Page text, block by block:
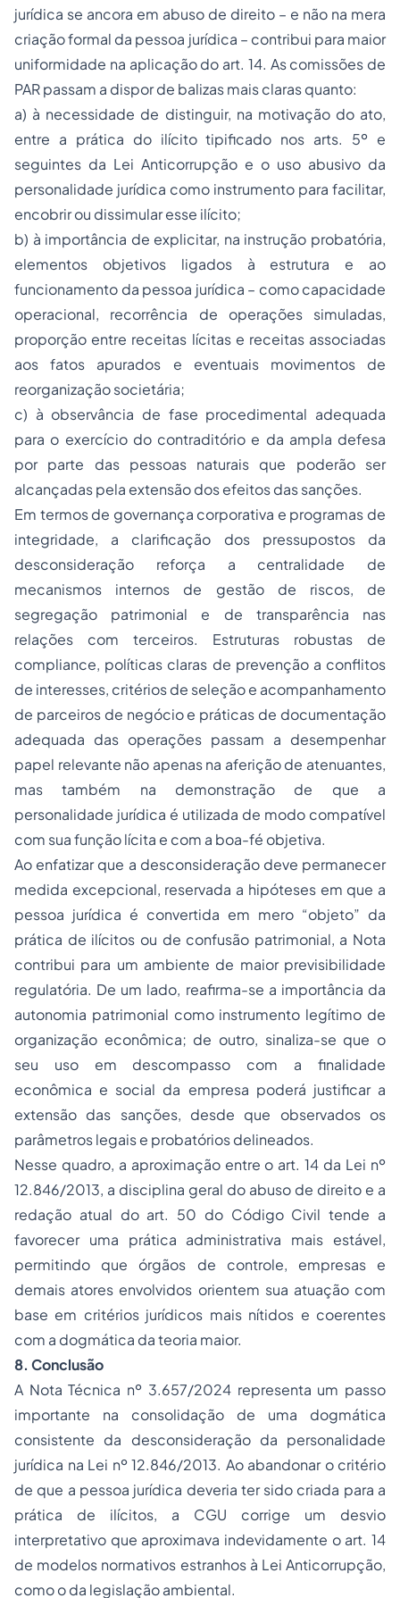
jurídica se ancora em abuso de direito – e não na mera
criação formal da pessoa jurídica – contribui para maior
uniformidade na aplicação do art. 14. As comissões de
PAR passam a dispor de balizas mais claras quanto:
a) à necessidade de distinguir, na motivação do ato,
entre a prática do ilícito tipificado nos arts. 5º e
seguintes da Lei Anticorrupção e o uso abusivo da
personalidade jurídica como instrumento para facilitar,
encobrir ou dissimular esse ilícito;
b) à importância de explicitar, na instrução probatória,
elementos objetivos ligados à estrutura e ao
funcionamento da pessoa jurídica – como capacidade
operacional, recorrência de operações simuladas,
proporção entre receitas lícitas e receitas associadas
aos fatos apurados e eventuais movimentos de
reorganização societária;
c) à observância de fase procedimental adequada
para o exercício do contraditório e da ampla defesa
por parte das pessoas naturais que poderão ser
alcançadas pela extensão dos efeitos das sanções.
Em termos de governança corporativa e programas de
integridade, a clarificação dos pressupostos da
desconsideração reforça a centralidade de
mecanismos internos de gestão de riscos, de
segregação patrimonial e de transparência nas
relações com terceiros. Estruturas robustas de
compliance, políticas claras de prevenção a conflitos
de interesses, critérios de seleção e acompanhamento
de parceiros de negócio e práticas de documentação
adequada das operações passam a desempenhar
papel relevante não apenas na aferição de atenuantes,
mas também na demonstração de que a
personalidade jurídica é utilizada de modo compatível
com sua função lícita e com a boa-fé objetiva.
Ao enfatizar que a desconsideração deve permanecer
medida excepcional, reservada a hipóteses em que a
pessoa jurídica é convertida em mero “objeto” da
prática de ilícitos ou de confusão patrimonial, a Nota
contribui para um ambiente de maior previsibilidade
regulatória. De um lado, reafirma-se a importância da
autonomia patrimonial como instrumento legítimo de
organização econômica; de outro, sinaliza-se que o
seu uso em descompasso com a finalidade
econômica e social da empresa poderá justificar a
extensão das sanções, desde que observados os
parâmetros legais e probatórios delineados.
Nesse quadro, a aproximação entre o art. 14 da Lei nº
12.846/2013, a disciplina geral do abuso de direito e a
redação atual do art. 50 do Código Civil tende a
favorecer uma prática administrativa mais estável,
permitindo que órgãos de controle, empresas e
demais atores envolvidos orientem sua atuação com
base em critérios jurídicos mais nítidos e coerentes
com a dogmática da teoria maior.
8. Conclusão
A Nota Técnica nº 3.657/2024 representa um passo
importante na consolidação de uma dogmática
consistente da desconsideração da personalidade
jurídica na Lei nº 12.846/2013. Ao abandonar o critério
de que a pessoa jurídica deveria ter sido criada para a
prática de ilícitos, a CGU corrige um desvio
interpretativo que aproximava indevidamente o art. 14
de modelos normativos estranhos à Lei Anticorrupção,
como o da legislação ambiental.